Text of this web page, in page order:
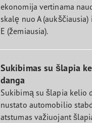
ekonomija vertinama
skalę nuo A (aukščiausia)
E (žemiausia).
Sukibimas su šlapia
danga
Sukibimą su šlapia kelio
nustato automobilio
atstumas važiuojant